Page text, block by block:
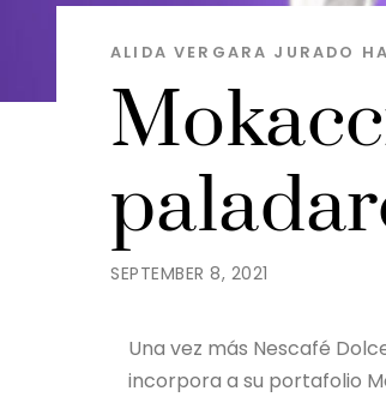
SEPTEMBER 8, 2021
ALIDA VERGARA JURADO
Una vez más Nescafé
incorpora a su portafolio